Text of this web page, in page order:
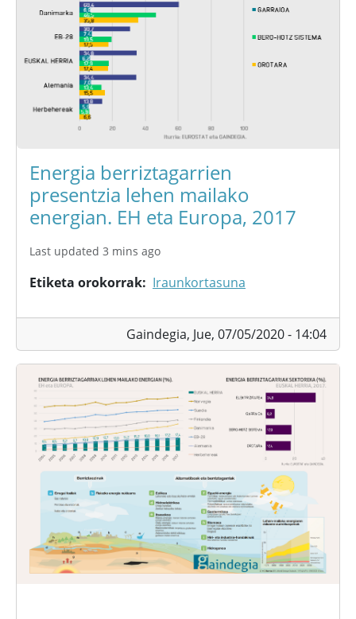
Energia berriztagarrien
presentzia lehen mailako
energian. EH eta Europa, 2017
Last updated 3 mins ago
Etiketa orokorrak Iraunkortasuna
Gaindegia, Jue, 07/05/2020 - 14:04